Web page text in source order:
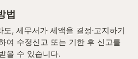
법
, 세무서가 세액을 결정·고지하기
여 수정신고 또는 기한 후 신고를
을 수 있습니다.